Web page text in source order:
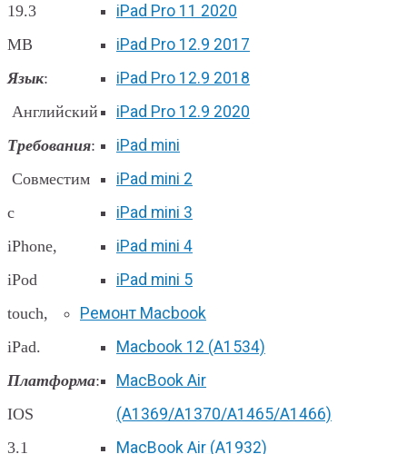
iPad Pro 11 2020
iPad Pro 12.9 2017
iPad Pro 12.9 2018
iPad Pro 12.9 2020
iPad mini
iPad mini 2
iPad mini 3
iPad mini 4
iPad mini 5
Ремонт Macbook
Macbook 12 (А1534)
MacBook Air
(A1369/A1370/A1465/A1466)
MacBook Air (A1932)
19.3
MB
Язык:
Английский
Требования:
Совместим
с
iPhone,
iPod
touch,
iPad.
Платформа:
IOS
3.1